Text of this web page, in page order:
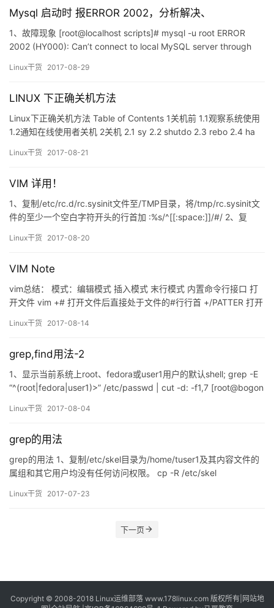
Mysql 启动时 报ERROR 2002，分析解决、
1、故障现象 [root@localhost scripts]# mysql -u root ERROR
2002 (HY000): Can’t connect to local MySQL server through
[root@localhost scr…
Linux干货 2017-08-29
LINUX 下正确关机方法
Linux下正确关机方法 Table of Contents 1关机前 1.1观察系统使用
1.2通知在线使用者关机 2关机 2.1 sy 2.2 shutdo 2.3 rebo 2.4 ha
态 谁在线:who 联网状态:netstat -a 后台执行的程序:ps -a…
Linux干货 2017-08-21
VIM 详用！
1、复制/etc/rc.d/rc.sysinit文件至/TMP目录，将/tmp/rc.sysinit文
件的至少一个空白字符开头的行首加 :%s/^[[:space:]]/#/ 2、复
中的行首的空白字符； :%s/[[:space:]]\+// 3、删除/tmp/…
Linux干货 2017-08-20
VIM Note
vim总结： 模式：编辑模式 插入模式 末行模式 内置命令行接口 打
开文件 vim +# 打开文件后直接处于文件的#行行首 +/PATTER 打开
首 模式转换 编辑模式：默认模式，打开文件后处于编辑模式 编辑模
Linux干货 2017-08-14
grep,find用法-2
1、显示当前系统上root、fedora或user1用户的默认shell; grep -E
“^(root|fedora|user1)>” /etc/passwd | cut -d: -f1,7 [root@bogon
Linux干货 2017-08-04
grep的用法
grep的用法 1、复制/etc/skel目录为/home/tuser1及其内容文件的
属组和其它用户均没有任何访问权限。 cp -R /etc/skel
thuser1 chmod -R 700 /home/thuser1 #更改/home/thuser1目录
Linux干货 2017-07-23
下一页
Copyright © 2008-2018 Linux运维部落www.178linux.com 版权所有| 网站地